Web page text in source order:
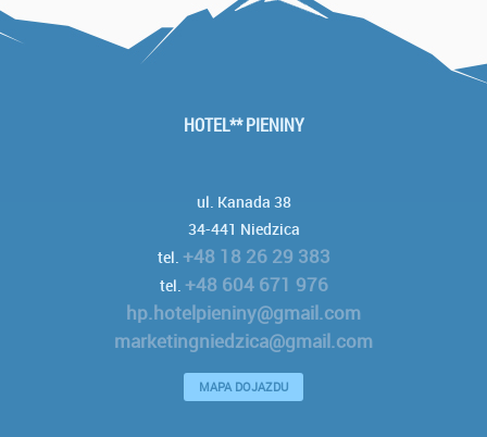
HOTEL** PIENINY
ul. Kanada 38
34-441 Niedzica
tel. +48 18 26 29 383
tel. +48 604 671 976
hp.hotelpieniny@gmail.com
marketingniedzica@gmail.com
MAPA DOJAZDU